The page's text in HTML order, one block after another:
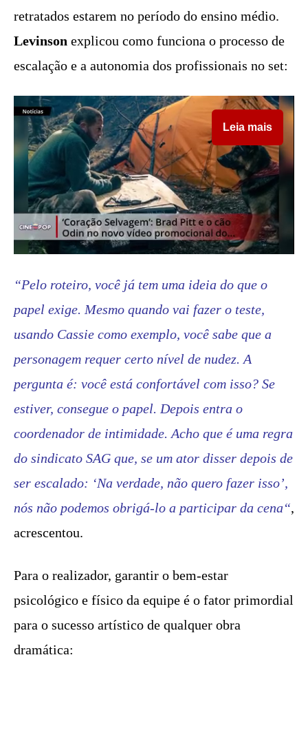
retratados estarem no período do ensino médio.
Levinson explicou como funciona o processo de
escalação e a autonomia dos profissionais no set:
Leia mais
“Pelo roteiro, você já tem uma ideia do que o
papel exige. Mesmo quando vai fazer o teste,
usando Cassie como exemplo, você sabe que a
personagem requer certo nível de nudez. A
pergunta é: você está confortável com isso? Se
estiver, consegue o papel. Depois entra o
coordenador de intimidade. Acho que é uma regra
do sindicato SAG que, se um ator disser depois de
ser escalado: ‘Na verdade, não quero fazer isso’,
nós não podemos obrigá-lo a participar da cena“,
acrescentou.
Para o realizador, garantir o bem-estar
psicológico e físico da equipe é o fator primordial
para o sucesso artístico de qualquer obra
dramática: